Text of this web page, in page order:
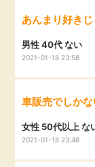
カード比較
特集一覧
家計の
あんまり好き
男性 40代 ない
2021-01-18 23:58
車販売でしか
女性 50代以上 な
2021-01-18 23:48